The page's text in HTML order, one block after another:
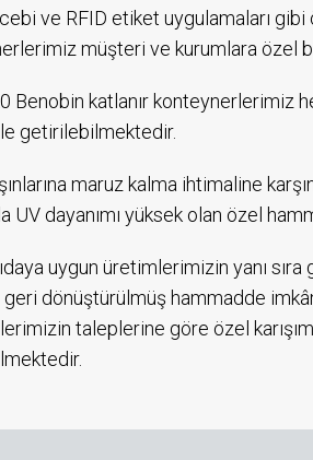
ve RFID etiket uygulamaları
müşteri ve kurumlara özel
Benobin katlanır konteynerlerimiz
getirilebilmektedir.
maruz kalma ihtimaline
UV dayanımı yüksek olan özel
uygun üretimlerimizin yanı
dönüştürülmüş hammadde
taleplerine göre özel